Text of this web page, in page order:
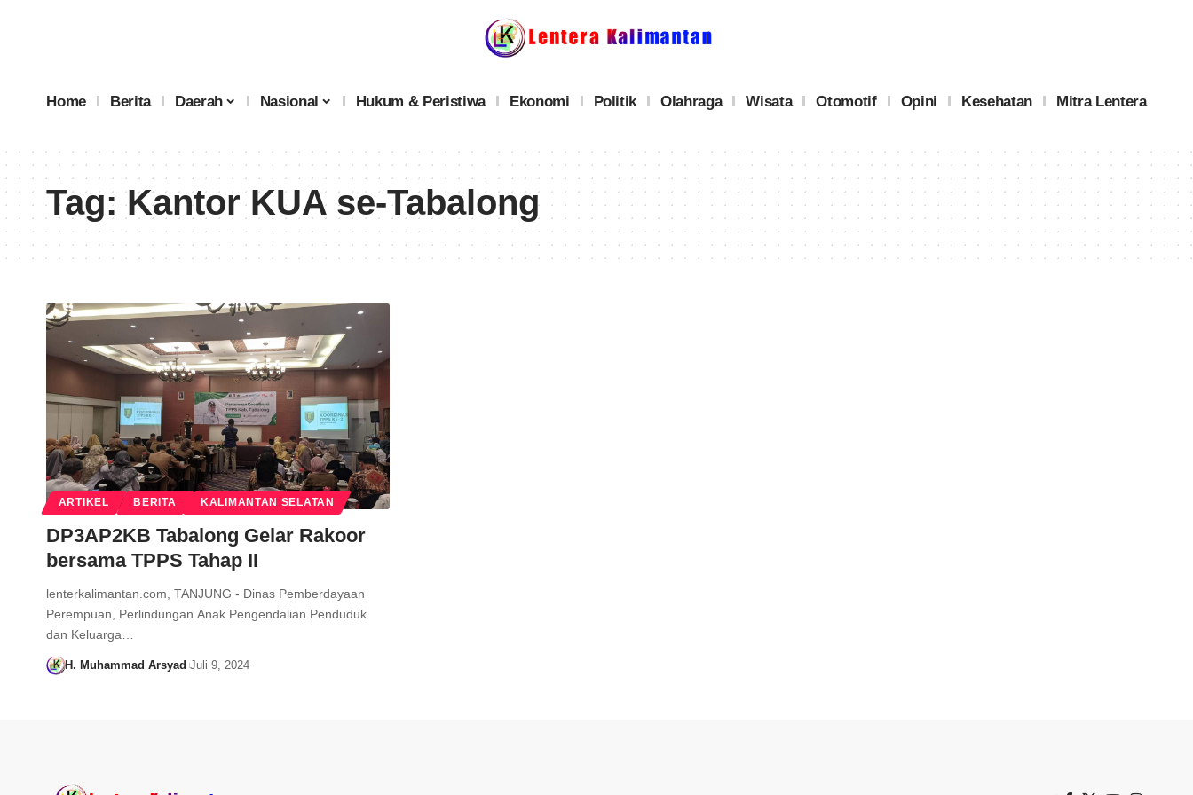
Home Berita Daerah Nasional Hukum & Peristiwa Ekonomi Politik Olahraga Wisata Otomotif Opini Kesehatan Mitra Lentera
Tag:Kantor KUA se-Tabalong
ARTIKEL BERITA KALIMANTAN SELATAN
DP3AP2KB Tabalong Gelar Rakoor
bersama TPPS Tahap II
lenterkalimantan.com, TANJUNG - Dinas Pemberdayaan
Perempuan, Perlindungan Anak Pengendalian Penduduk
dan Keluarga…
H. Muhammad Arsyad Juli 9, 2024